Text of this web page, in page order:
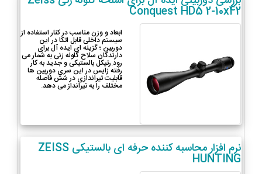
Conquest HD5 2-10x42
ابعاد و وزن مناسب در کنار استفاده از
سیستم داخلی قابل اتکا در این
دوربین ؛ گزینه ای ایده آل برای
دارندگان سلاح گلوله زنی به شمار می
رود.رتیکل بالستیکی و جدید به کار
رفته زایس در این سری دوربین ها
قابلیت تیراندازی در شش فاصله
مختلف را به تیرانداز می دهد.
نرم افزار محاسبه کننده حرفه ای بالستیکی ZEISS
HUNTING